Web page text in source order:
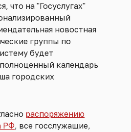
что на "Госуслугах"
новостная
группы по
будет
календарь
городских
распоряжению
РФ, все госслужащие,